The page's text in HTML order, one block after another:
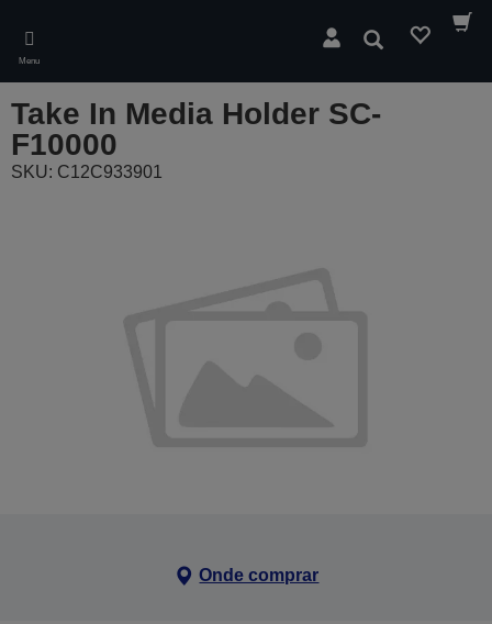
main
content
Menu
Pesquisar
Take In Media Holder SC-
F10000
SKU: C12C933901
Onde comprar